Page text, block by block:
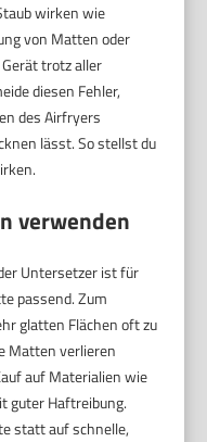
wirken wie
von Matten oder
trotz aller
diesen Fehler,
des Airfryers
lässt. So stellst du
verwenden
Untersetzer ist für
passend. Zum
glatten Flächen oft zu
Matten verlieren
auf Materialien wie
guter Haftreibung.
statt auf schnelle,